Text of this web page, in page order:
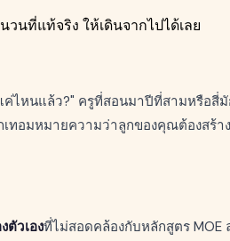
นที่แท้จริง ให้เดินจากไปได้เลย
ไหนแล้ว?" ครูที่สอนมาปีที่สามหรือสี่
เทอมหมายความว่าลูกของคุณต้องสร้
ตัวเองที่ไม่สอดคล้องกับหลักสูตร MOE